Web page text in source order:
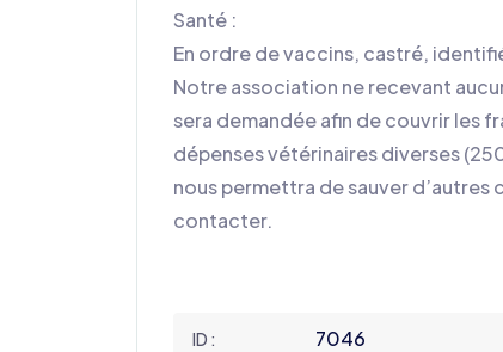
Santé :
En ordre de vaccins, castré,
Notre association ne recevant
sera demandée afin de couvrir les
dépenses vétérinaires diverses
nous permettra de sauver d’autres
contacter.
ID : 7046